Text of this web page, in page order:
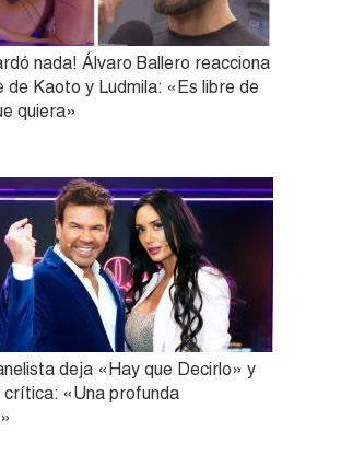
nada! Álvaro Ballero reacciona
de Kaoto y Ludmila: «Es libre de
quiera»
deja «Hay que Decirlo» y
crítica: «Una profunda